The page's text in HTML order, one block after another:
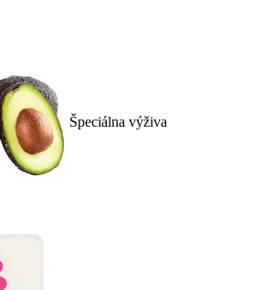
Špeciálna výživa